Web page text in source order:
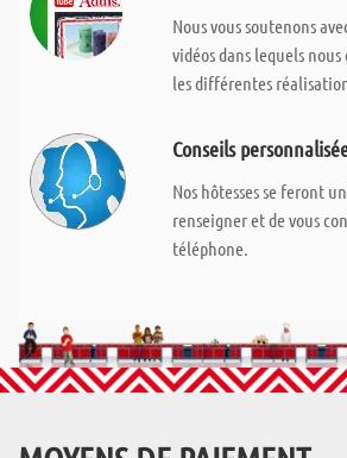
Nous vous soutenons
vidéos dans lequels
les différentes
Conseils
Nos hôtesses se feront
renseigner et de vous
téléphone.